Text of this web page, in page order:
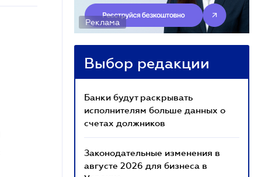
Реклама
Выбор редакции
Банки будут раскрывать
исполнителям больше данных о
счетах должников
Законодательные изменения в
августе 2026 для бизнеса в